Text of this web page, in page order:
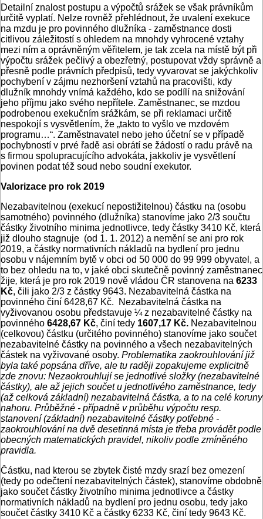
Detailní znalost postupu a výpočtů srážek se však právníkům
určitě vyplatí. Nelze rovněž přehlédnout, že uvalení exekuce
na mzdu je pro povinného dlužníka - zaměstnance dosti
citlivou záležitostí s ohledem na mnohdy vyhrocené vztahy
mezi ním a oprávněným věřitelem, je tak zcela na místě být při
výpočtu srážek pečlivý a obezřetný, postupovat vždy správně a
přesně podle právních předpisů, tedy vyvarovat se jakýchkoliv
pochybení v zájmu nezhoršení vztahů na pracovišti, kdy
dlužník mnohdy vnímá každého, kdo se podílí na snižování
jeho příjmu jako svého nepřítele. Zaměstnanec, se mzdou
podrobenou exekučním srážkám, se při reklamaci určitě
nespokojí s vysvětlením, že „takto to vyšlo ve mzdovém
programu…“. Zaměstnavatel nebo jeho účetní se v případě
pochybností v prvé řadě asi obrátí se žádostí o radu právě na
s firmou spolupracujícího advokáta, jakkoliv je vysvětlení
povinen podat též soud nebo soudní exekutor.
Valorizace pro rok 2019
Nezabavitelnou (exekucí nepostižitelnou) částku na (osobu
samotného) povinného (dlužníka) stanovíme jako 2/3 součtu
částky životního minima jednotlivce, tedy částky 3410 Kč, která
již dlouho stagnuje (od 1. 1. 2012) a nemění se ani pro rok
2019, a částky normativních nákladů na bydlení pro jednu
osobu v nájemním bytě v obci od 50 000 do 99 999 obyvatel, a
to bez ohledu na to, v jaké obci skutečně povinný zaměstnanec
žije, která je pro rok 2019 nově vládou ČR stanovena na 6233
Kč, čili jako 2/3 z částky 9643. Nezabavitelná částka na
povinného činí 6428,67 Kč. Nezabavitelná částka na
vyživovanou osobu představuje ¼ z nezabavitelné částky na
povinného 6428,67 Kč, činí tedy 1607,17 Kč. Nezabavitelnou
(celkovou) částku (určitého povinného) stanovíme jako součet
nezabavitelné částky na povinného a všech nezabavitelných
částek na vyživované osoby. Problematika zaokrouhlování již
byla také popsána dříve, ale tu raději zopakujeme explicitně
zde znovu: Nezaokrouhlují se jednotlivé složky (nezabavitelné
částky), ale až jejich součet u jednotlivého zaměstnance, tedy
(až celková základní) nezabavitelná částka, a to na celé koruny
nahoru. Průběžné - případně v průběhu výpočtu resp.
stanovení (základní) nezabavitelné částky potřebné -
zaokrouhlování na dvě desetinná místa je třeba provádět podle
obecných matematických pravidel, nikoliv podle zmíněného
pravidla.
Částku, nad kterou se zbytek čisté mzdy srazí bez omezení
(tedy po odečtení nezabavitelných částek), stanovíme obdobně
jako součet částky životního minima jednotlivce a částky
normativních nákladů na bydlení pro jednu osobu, tedy jako
součet částky 3410 Kč a částky 6233 Kč, činí tedy 9643 Kč.